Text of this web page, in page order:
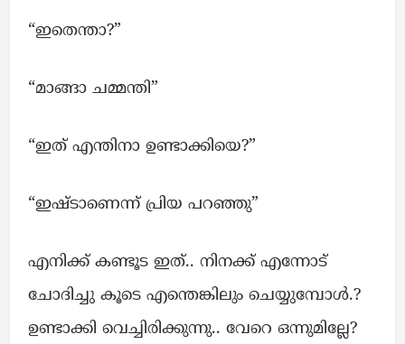
“ഇതെന്താ?”
“മാങ്ങാ ചമ്മന്തി”
“ഇത് എന്തിനാ ഉണ്ടാക്കിയെ?”
“ഇഷ്ടാണെന്ന് പ്രിയ പറഞ്ഞു”
എനിക്ക് കണ്ടൂട ഇത്.. നിനക്ക് എന്നോട്
ചോദിച്ചു കൂടെ എന്തെങ്കിലും ചെയ്യുമ്പോൾ.?
ഉണ്ടാക്കി വെച്ചിരിക്കുന്നു.. വേറെ ഒന്നുമില്ലേ?